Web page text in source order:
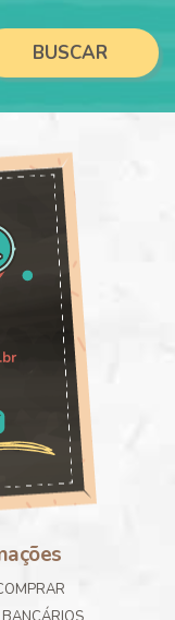
BUSCAR